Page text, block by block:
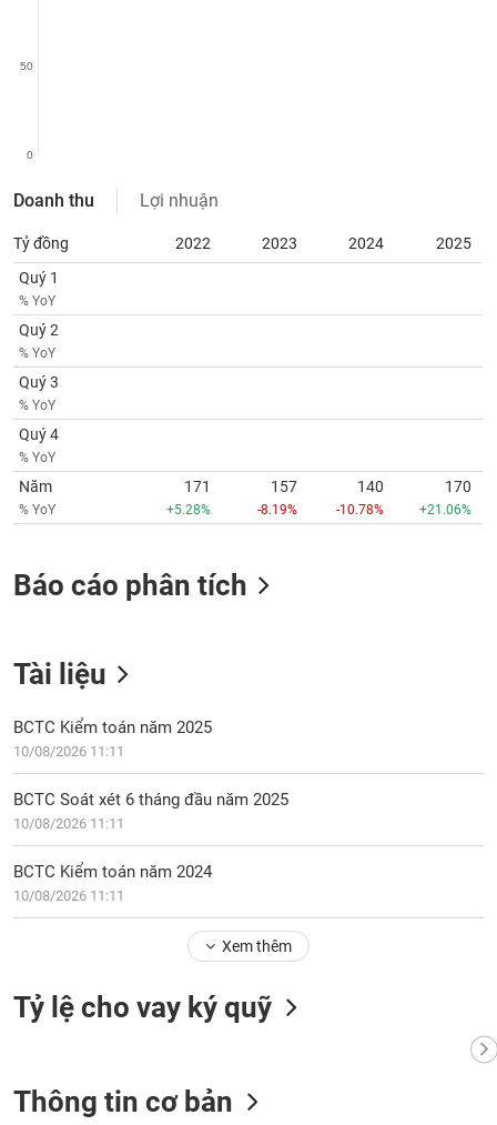
0
50
Doanh thu Lợi nhuận
Tỷ đồng 2022 2023 2024
2025
Quý 1
% YoY
Quý 2
% YoY
Quý 3
% YoY
Quý 4
% YoY
Năm
% YoY
171
+5.28%
157
-8.19%
140
-10.78%
170
+21.06%
Báo cáo phân tích
Tài liệu
BCTC Kiểm toán năm 2025
10/08/2026 11:11
BCTC Soát xét 6 tháng đầu năm 2025
10/08/2026 11:11
BCTC Kiểm toán năm 2024
10/08/2026 11:11
Xem thêm
Tỷ lệ cho vay ký quỹ
Thông tin cơ bản
chính